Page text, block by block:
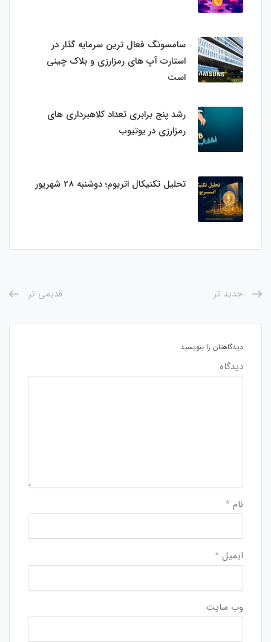
سامسونگ فعال‌ ترین سرمایه‌ گذار در
استارت‌ آپ‌ های رمزارزی و بلاک چینی
است
رشد پنج برابری تعداد کلاهبرداری های
رمزارزی در یوتیوب
تحلیل تکنیکال اتریوم؛ دوشنبه 28 شهریور
جدید تر قدیمی تر
دیدگاهتان را بنویسید
دیدگاه
نام *
ایمیل *
وب‌ سایت